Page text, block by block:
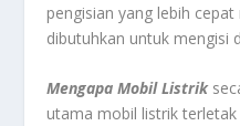
pengisian yang lebih
dibutuhkan untuk mengisi
Mengapa Mobil Listrik
utama mobil listrik